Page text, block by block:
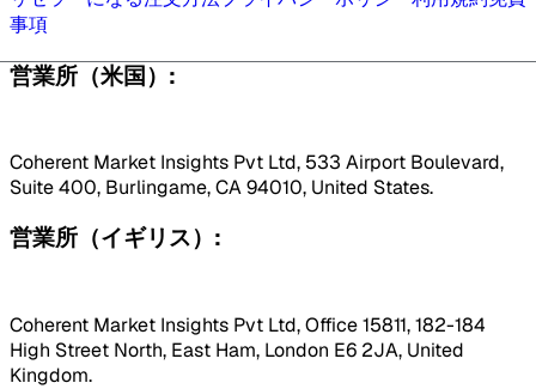
事項
営業所（米国）:
Coherent Market Insights Pvt Ltd, 533 Airport Boulevard,
Suite 400, Burlingame, CA 94010, United States.
営業所（イギリス）:
Coherent Market Insights Pvt Ltd, Office 15811, 182-184
High Street North, East Ham, London E6 2JA, United
Kingdom.